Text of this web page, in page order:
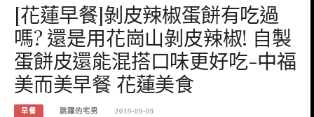
[花蓮早餐]剝皮辣椒蛋餅有吃過
嗎? 還是用花崗山剝皮辣椒! 自製
蛋餅皮還能混搭口味更好吃-中福
美而美早餐 花蓮美食
早餐 跳躍的宅男 2019-09-09